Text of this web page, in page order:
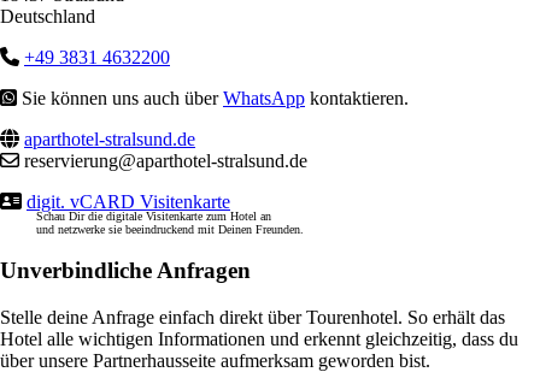
Deutschland
+49 3831 4632200
Sie können uns auch überWhatsApp kontaktieren.
aparthotel-stralsund.de
reservierung@aparthotel-stralsund.de
digit. vCARD Visitenkarte
Schau Dir die digitale Visitenkarte zum Hotel an
und netzwerke sie beeindruckend mit Deinen Freunden.
Unverbindliche Anfragen
Stelle deine Anfrage einfach direkt über Tourenhotel. So erhält das
Hotel alle wichtigen Informationen und erkennt gleichzeitig, dass du
über unsere Partnerhausseite aufmerksam geworden bist.